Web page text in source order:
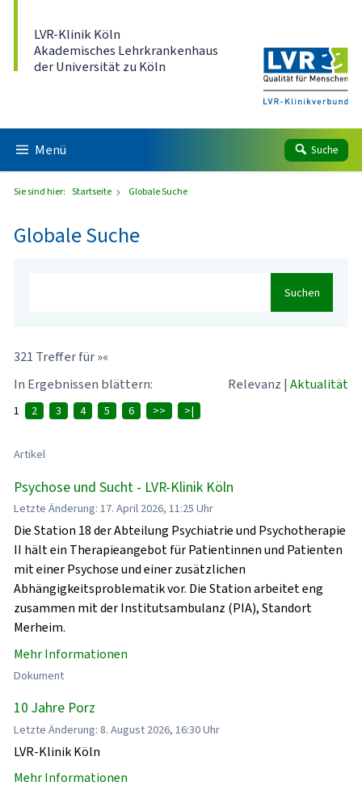
LVR-Klinik Köln
Akademisches Lehrkrankenhaus
der Universität zu Köln
Menü Suche
Sie sind hier: Startseite Globale Suche
Globale Suche
Suchen
321 Treffer für »«
In Ergebnissen blättern:
Relevanz | Aktualität
1 2 3 4 5 6 >> >|
Artikel
Psychose und Sucht - LVR-Klinik Köln
Letzte Änderung: 17. April 2026, 11:25 Uhr
Die Station 18 der Abteilung Psychiatrie und Psychotherapie
II hält ein Therapieangebot für Patientinnen und Patienten
mit einer Psychose und einer zusätzlichen
Abhängigkeitsproblematik vor. Die Station arbeitet eng
zusammen mit der Institutsambulanz (PIA), Standort
Merheim.
Mehr Informationen
Dokument
10 Jahre Porz
Letzte Änderung: 8. August 2026, 16:30 Uhr
LVR-Klinik Köln
Mehr Informationen